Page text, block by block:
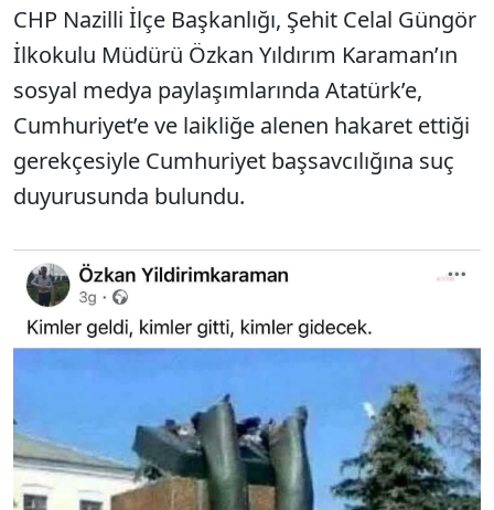
CHP Nazilli İlçe Başkanlığı, Şehit Celal Güngör
İlkokulu Müdürü Özkan Yıldırım Karaman’ın
sosyal medya paylaşımlarında Atatürk’e,
Cumhuriyet’e ve laikliğe alenen hakaret ettiği
gerekçesiyle Cumhuriyet başsavcılığına suç
duyurusunda bulundu.